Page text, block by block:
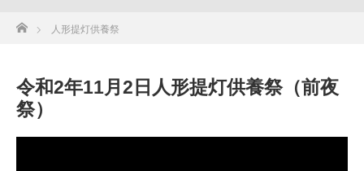
ホーム
人形提灯供養祭
令和2年11月2日人形提灯供養祭（前夜
祭）